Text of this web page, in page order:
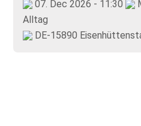
07. Dec 2026 - 11:30
Alltag
DE-15890